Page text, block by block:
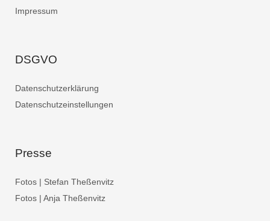
Impressum
DSGVO
Datenschutzerklärung
Datenschutzeinstellungen
Presse
Fotos | Stefan Theßenvitz
Fotos | Anja Theßenvitz